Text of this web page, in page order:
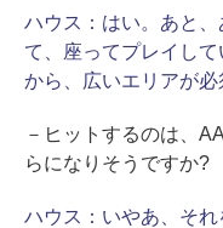
ハウス： はい。あと
て、座ってプレイし
から、広いエリアが必
－ヒットするのは、
らになりそうですか?
ハウス： いやあ、そ